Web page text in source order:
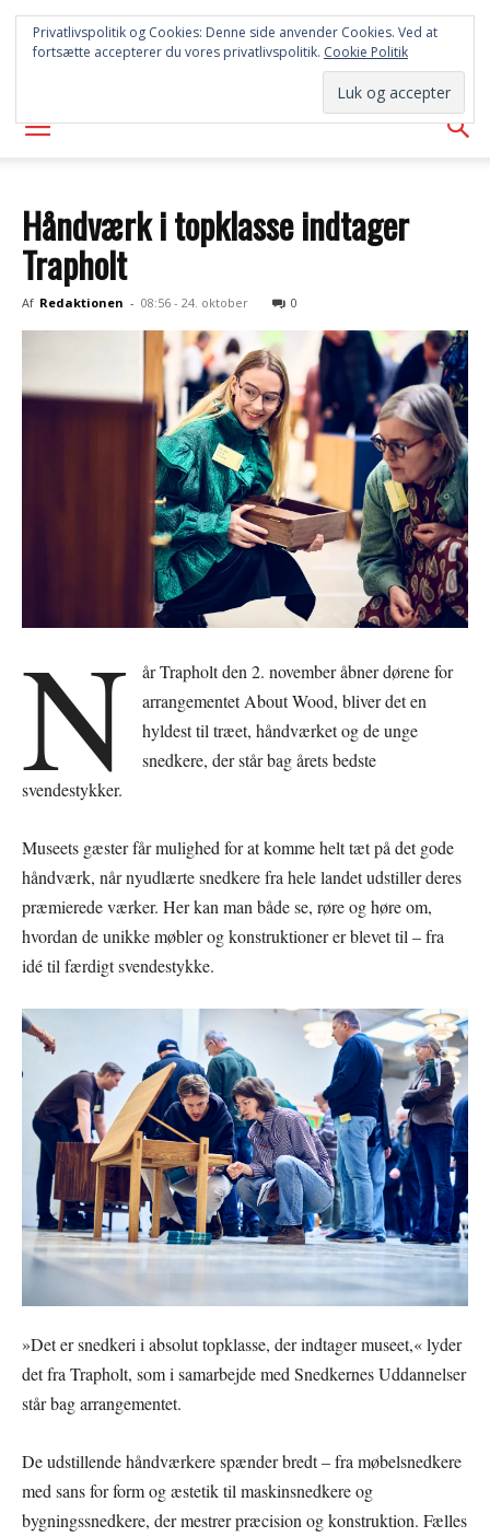
SYD
AVISEN
Håndværk i topklasse indtager
Trapholt
Af Redaktionen - 08:56 - 24. oktober 0
N
år Trapholt den 2. november åbner dørene for
arrangementet About Wood, bliver det en
hyldest til træet, håndværket og de unge
snedkere, der står bag årets bedste
svendestykker.
Museets gæster får mulighed for at komme helt tæt på det gode
håndværk, når nyudlærte snedkere fra hele landet udstiller deres
præmierede værker. Her kan man både se, røre og høre om,
hvordan de unikke møbler og konstruktioner er blevet til – fra
idé til færdigt svendestykke.
»Det er snedkeri i absolut topklasse, der indtager museet,« lyder
det fra Trapholt, som i samarbejde med Snedkernes Uddannelser
står bag arrangementet.
De udstillende håndværkere spænder bredt – fra møbelsnedkere
med sans for form og æstetik til maskinsnedkere og
bygningssnedkere, der mestrer præcision og konstruktion. Fælles
Privatlivspolitik og Cookies: Denne side anvender Cookies. Ved at
fortsætte accepterer du vores privatlivspolitik. Cookie Politik